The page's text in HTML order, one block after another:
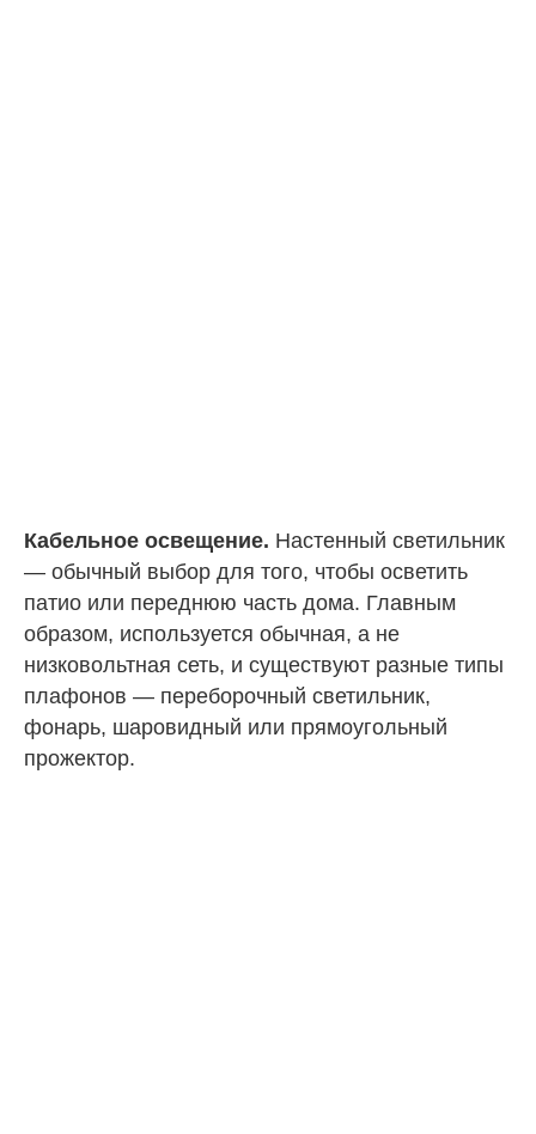
Кабельное освещение. Настенный светильник
— обычный выбор для того, чтобы осветить
патио или переднюю часть дома. Главным
образом, используется обычная, а не
низковольтная сеть, и существуют разные типы
плафонов — переборочный светильник,
фонарь, шаровидный или прямоугольный
прожектор.